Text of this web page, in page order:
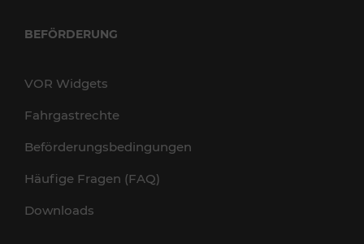
BEFÖRDERUNG
VOR Widgets
Fahrgastrechte
Beförderungsbedingungen
Häufige Fragen (FAQ)
Downloads